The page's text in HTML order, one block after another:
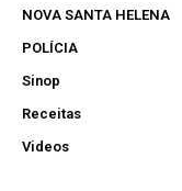
NOVA SANTA HELENA
POLÍCIA
Sinop
Receitas
Videos